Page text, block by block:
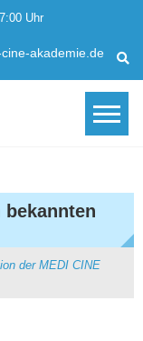
Uhr
akademie.de
der MEDI CINE